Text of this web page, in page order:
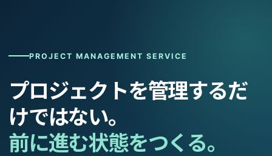
PROJECT MANAGEMENT SERVICE
プロジェクトを管理するだ
けではない。
前に進む状態をつくる。